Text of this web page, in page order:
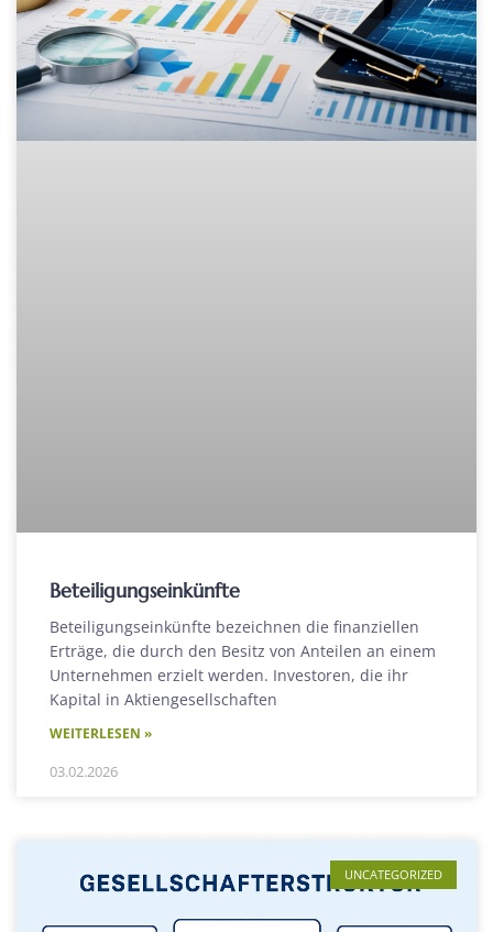
Beteiligungseinkünfte
Beteiligungseinkünfte bezeichnen die finanziellen
Erträge, die durch den Besitz von Anteilen an einem
Unternehmen erzielt werden. Investoren, die ihr
Kapital in Aktiengesellschaften
WEITERLESEN »
03.02.2026
UNCATEGORIZED